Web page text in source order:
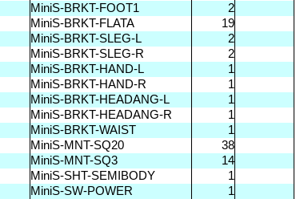
MiniS-BRKT-FOOT1
2
MiniS-BRKT-FLATA
19
MiniS-BRKT-SLEG-L
2
MiniS-BRKT-SLEG-R
2
MiniS-BRKT-HAND-L
1
MiniS-BRKT-HAND-R
1
MiniS-BRKT-HEADANG-L
1
MiniS-BRKT-HEADANG-R
1
MiniS-BRKT-WAIST
1
MiniS-MNT-SQ20
38
MiniS-MNT-SQ3
14
MiniS-SHT-SEMIBODY
1
MiniS-SW-POWER
1